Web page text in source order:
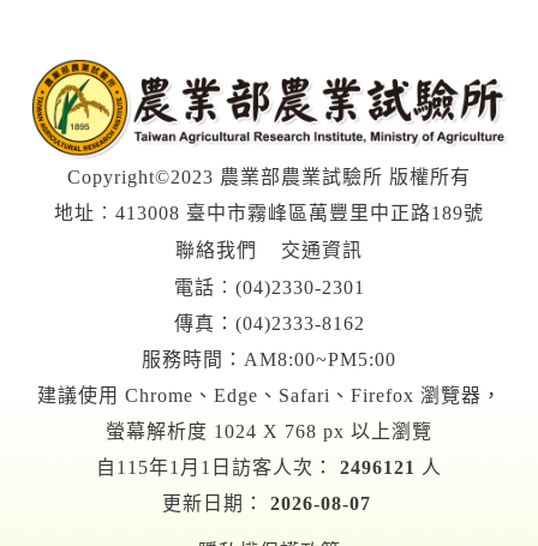
Copyright©2023 農業部農業試驗所 版權所有
地址︰413008 臺中市霧峰區萬豐里中正路189號
聯絡我們
交通資訊
電話︰ (04)2330-2301
傳真：(04)2333-8162
服務時間：AM8:00~PM5:00
建議使用 Chrome、Edge、Safari、Firefox 瀏覽器，
螢幕解析度 1024 X 768 px 以上瀏覽
自115年1月1日訪客人次：
2496121 人
更新日期：
2026-08-07